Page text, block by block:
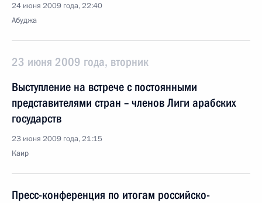
24 июня 2009 года, 22:40
Абуджа
23 июня 2009 года, вторник
Выступление на встрече с постоянными
представителями стран – членов Лиги арабских
государств
23 июня 2009 года, 21:15
Каир
Пресс-конференция по итогам российско-